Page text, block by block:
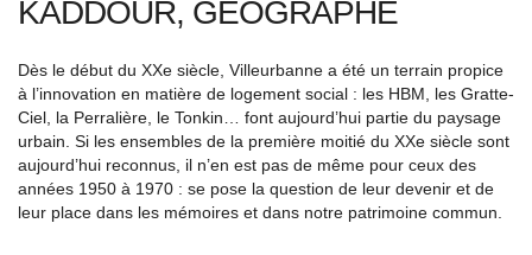
KADDOUR, GÉOGRAPHE
Dès le début du XXe siècle, Villeurbanne a été un terrain propice
à l’innovation en matière de logement social : les HBM, les Gratte-
Ciel, la Perralière, le Tonkin… font aujourd’hui partie du paysage
urbain. Si les ensembles de la première moitié du XXe siècle sont
aujourd’hui reconnus, il n’en est pas de même pour ceux des
années 1950 à 1970 : se pose la question de leur devenir et de
leur place dans les mémoires et dans notre patrimoine commun.